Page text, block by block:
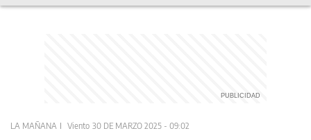
LA MAÑANA Viento 30 DE MARZO 2025 - 09:02